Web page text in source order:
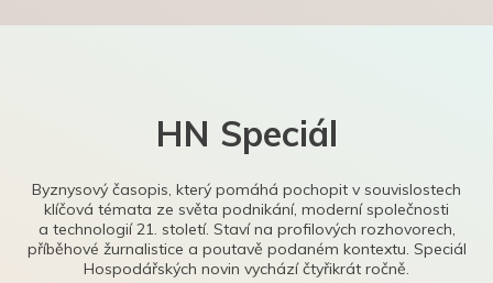
HN Speciál
Byznysový časopis, který pomáhá pochopit v souvislostech
klíčová témata ze světa podnikání, moderní společnosti
a technologií 21. století. Staví na profilových rozhovorech,
příběhové žurnalistice a poutavě podaném kontextu. Speciál
Hospodářských novin vychází čtyřikrát ročně.